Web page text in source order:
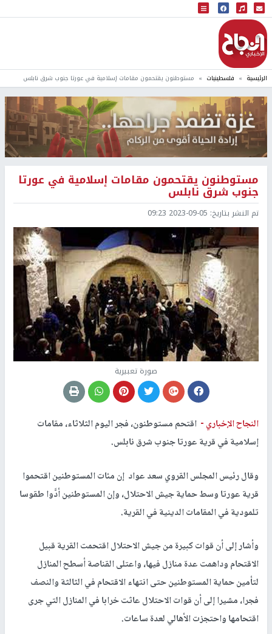
البث المباشر
إذاعة النجاح
الرئيسية فلسطينيات مستوطنون يقتحمون مقامات إسلامية في عورتا جنوب شرق نابلس
مستوطنون يقتحمون مقامات إسلامية في عورتا
جنوب شرق نابلس
تم النشر بتاريخ: 2023-09-05 09:23
صورة تعبيرية
النجاح الإخباري - اقتحم مستوطنون، فجر اليوم الثلاثاء، مقامات
إسلامية في قرية عورتا جنوب شرق نابلس.
وقال رئيس المجلس القروي سعد عواد إن مئات المستوطنين اقتحموا
قرية عورتا وسط حماية جيش الاحتلال، وإن المستوطنين أدَّوا طقوسا
تلمودية في المقامات الدينية في القرية.
وأشار إلى أن قوات كبيرة من جيش الاحتلال اقتحمت القرية قبيل
الاقتحام وداهمت عدة منازل فيها، واعتلى القناصة أسطح المنازل
لتأمين حماية المستوطنين حتى انتهاء الاقتحام في الثالثة والنصف
فجرا، مشيرا إلى أن قوات الاحتلال عاثت خرابا في المنازل التي جرى
اقتحامها واحتجزت الأهالي لعدة ساعات.